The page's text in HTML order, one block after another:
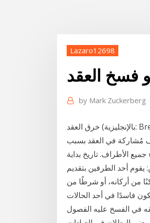
Lazaro12698
فسخ العقد
by Mark Zuckerberg
خرق العقد (بالإنجليزية: Breach of contract)‏ هو سبب دعوى قانوني ونوع من المخالفات المدنية، حيث لا
مُشاركة في العقد بسبب
الأطراف. تاريخ بداية
يقوم أحد الطرفين بتقديم
من أركانه، أو شرطًا من
فاسدًا في أحد الحالات
في الفسخ عليه الفصول